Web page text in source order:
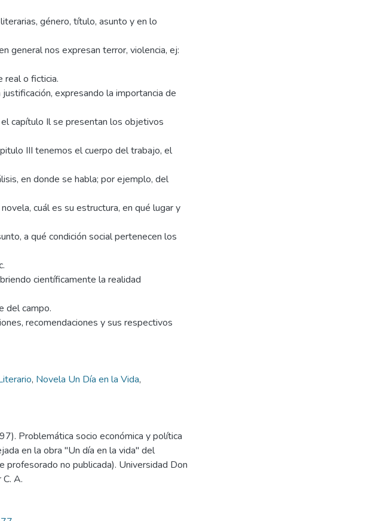
género, título, asunto y en lo
general nos expresan terror, violencia, ej:
real o ficticia.
expresando la importancia de
capítulo Il se presentan los objetivos
III tenemos el cuerpo del trabajo, el
en donde se habla; por ejemplo, del
cuál es su estructura, en qué lugar y
a qué condición social pertenecen los
científicamente la realidad
del campo.
recomendaciones y sus respectivos
, Novela Un Día en la Vida,
Problemática socio económica y política
en la obra "Un día en la vida" del
profesorado no publicada). Universidad Don
A.